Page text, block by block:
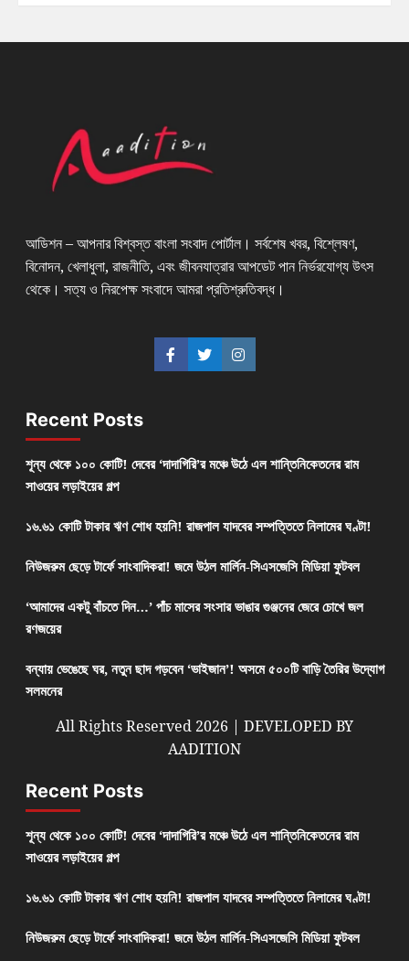
আডিশন – আপনার বিশ্বস্ত বাংলা সংবাদ পোর্টাল। সর্বশেষ খবর, বিশ্লেষণ,
বিনোদন, খেলাধুলা, রাজনীতি, এবং জীবনযাত্রার আপডেট পান নির্ভরযোগ্য উৎস
থেকে। সত্য ও নিরপেক্ষ সংবাদে আমরা প্রতিশ্রুতিবদ্ধ।
Recent Posts
শূন্য থেকে ১০০ কোটি! দেবের ‘দাদাগিরি’র মঞ্চে উঠে এল শান্তিনিকেতনের রাম
সাওয়ের লড়াইয়ের গল্প
১৬.৬১ কোটি টাকার ঋণ শোধ হয়নি! রাজপাল যাদবের সম্পত্তিতে নিলামের ঘণ্টা!
নিউজরুম ছেড়ে টার্ফে সাংবাদিকরা! জমে উঠল মার্লিন-সিএসজেসি মিডিয়া ফুটবল
‘আমাদের একটু বাঁচতে দিন…’ পাঁচ মাসের সংসার ভাঙার গুঞ্জনের জেরে চোখে জল
রণজয়ের
বন্যায় ভেঙেছে ঘর, নতুন ছাদ গড়বেন ‘ভাইজান’! অসমে ৫০০টি বাড়ি তৈরির উদ্যোগ
সলমনের
All Rights Reserved 2026 | DEVELOPED BY
AADITION
Recent Posts
শূন্য থেকে ১০০ কোটি! দেবের ‘দাদাগিরি’র মঞ্চে উঠে এল শান্তিনিকেতনের রাম
সাওয়ের লড়াইয়ের গল্প
১৬.৬১ কোটি টাকার ঋণ শোধ হয়নি! রাজপাল যাদবের সম্পত্তিতে নিলামের ঘণ্টা!
নিউজরুম ছেড়ে টার্ফে সাংবাদিকরা! জমে উঠল মার্লিন-সিএসজেসি মিডিয়া ফুটবল